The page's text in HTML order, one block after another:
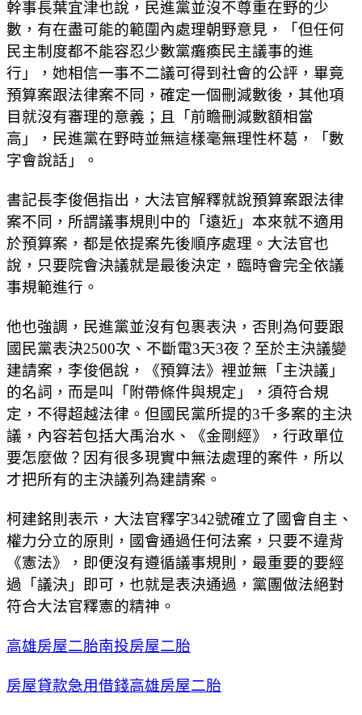
幹事長葉宜津也說，民進黨並沒不尊重在野的少
數，有在盡可能的範圍內處理朝野意見，「但任何
民主制度都不能容忍少數黨癱瘓民主議事的進
行」，她相信一事不二議可得到社會的公評，畢竟
預算案跟法律案不同，確定一個刪減數後，其他項
目就沒有審理的意義；且「前瞻刪減數額相當
高」，民進黨在野時並無這樣毫無理性杯葛，「數
字會說話」。
書記長李俊俋指出，大法官解釋就說預算案跟法律
案不同，所謂議事規則中的「遠近」本來就不適用
於預算案，都是依提案先後順序處理。大法官也
說，只要院會決議就是最後決定，臨時會完全依議
事規範進行。
他也強調，民進黨並沒有包裹表決，否則為何要跟
國民黨表決2500次、不斷電3天3夜？至於主決議變
建請案，李俊俋說，《預算法》裡並無「主決議」
的名詞，而是叫「附帶條件與規定」，須符合規
定，不得超越法律。但國民黨所提的3千多案的主決
議，內容若包括大禹治水、《金剛經》，行政單位
要怎麼做？因有很多現實中無法處理的案件，所以
才把所有的主決議列為建請案。
柯建銘則表示，大法官釋字342號確立了國會自主、
權力分立的原則，國會通過任何法案，只要不違背
《憲法》，即便沒有遵循議事規則，最重要的要經
過「議決」即可，也就是表決通過，黨團做法絕對
符合大法官釋憲的精神。
高雄房屋二胎南投房屋二胎
房屋貸款急用借錢高雄房屋二胎